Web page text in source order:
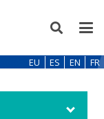
EU ES EN FR